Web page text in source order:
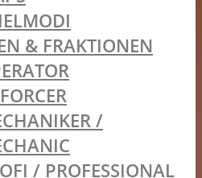
& FRAKTIONEN
/
/ PROFESSIONAL